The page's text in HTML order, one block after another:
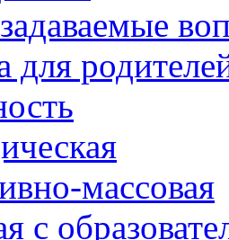
для
массовая
с